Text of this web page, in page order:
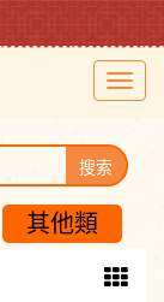
搜索
其他類